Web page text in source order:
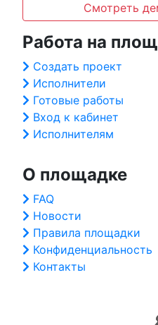
Смотреть
Работа на
Создать проект
Исполнители
Готовые работы
Вход к кабинет
Исполнителям
О площадке
FAQ
Новости
Правила площадки
Конфиденциальность
Контакты